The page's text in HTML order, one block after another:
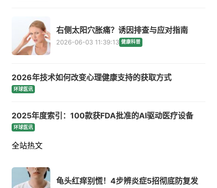
右侧太阳穴胀痛？诱因排查与应对指南
2026-06-03 11:39:13 健康科普
2026年技术如何改变心理健康支持的获取方式
环球医讯
2025年度索引：100款获FDA批准的AI驱动医疗设备
环球医讯
全站热文
龟头红痒别慌！4步辨炎症5招彻底防复发